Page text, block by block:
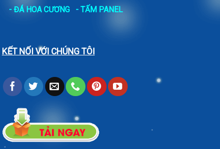
- ĐÁ HOA CƯƠNG - TẤM PANEL
KẾT NỐI VỚI CHÚNG TÔI